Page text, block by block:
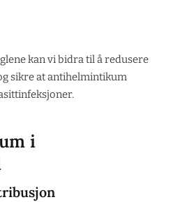
kan vi bidra til å redusere
sikre at antihelmintikum
i